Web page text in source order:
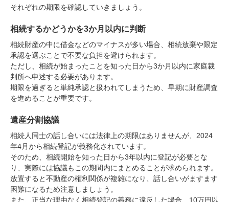
それぞれの期限を確認していきましょう。
相続するかどうかを3か月以内に判断
相続財産の中に借金などのマイナスが多い場合、相続放棄や限定
承認を選ぶことで不要な負担を避けられます。
ただし、相続が始まったことを知った日から3か月以内に家庭裁
判所へ申述する必要があります。
期限を過ぎると単純承認と扱われてしまうため、早期に財産調査
を進めることが重要です。
遺産分割協議
相続人同士の話し合いには法律上の期限はありませんが、2024
年4月から相続登記が義務化されています。
そのため、相続開始を知った日から3年以内に登記が必要とな
り、実際には協議もこの期間内にまとめることが求められます。
放置すると不動産の権利関係が複雑になり、話し合いがますます
困難になるため注意しましょう。
また、正当な理由なく相続登記の義務に違反した場合、10万円以